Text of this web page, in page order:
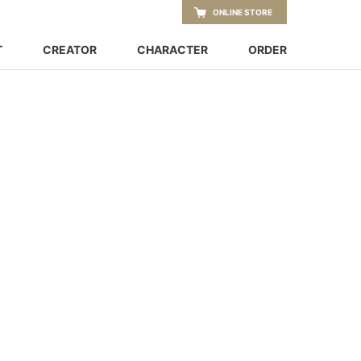
CREATOR CHARACTER ORDER
ONLINE STORE